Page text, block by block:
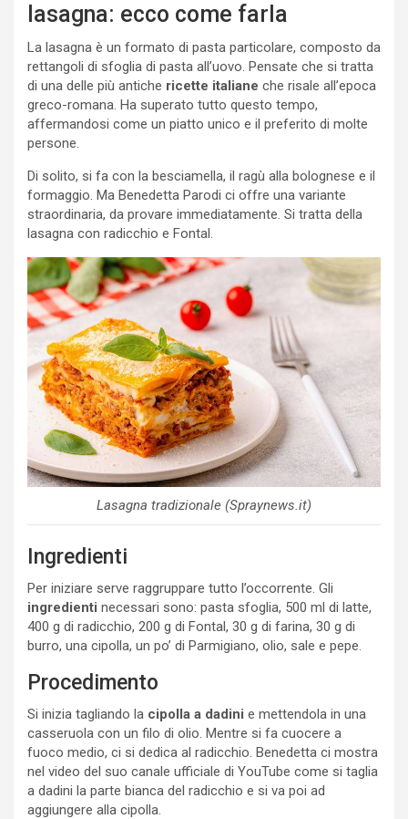
lasagna: ecco come farla
La lasagna è un formato di pasta particolare, composto da
rettangoli di sfoglia di pasta all’uovo. Pensate che si tratta
di una delle più antiche ricette italiane che risale all’epoca
greco-romana. Ha superato tutto questo tempo,
affermandosi come un piatto unico e il preferito di molte
persone.
Di solito, si fa con la besciamella, il ragù alla bolognese e il
formaggio. Ma Benedetta Parodi ci offre una variante
straordinaria, da provare immediatamente. Si tratta della
lasagna con radicchio e Fontal.
Lasagna tradizionale (Spraynews.it)
Ingredienti
Per iniziare serve raggruppare tutto l’occorrente. Gli
ingredienti necessari sono: pasta sfoglia, 500 ml di latte,
400 g di radicchio, 200 g di Fontal, 30 g di farina, 30 g di
burro, una cipolla, un po’ di Parmigiano, olio, sale e pepe.
Procedimento
Si inizia tagliando la cipolla a dadini e mettendola in una
casseruola con un filo di olio. Mentre si fa cuocere a
fuoco medio, ci si dedica al radicchio. Benedetta ci mostra
nel video del suo canale ufficiale di YouTube come si taglia
a dadini la parte bianca del radicchio e si va poi ad
aggiungere alla cipolla.